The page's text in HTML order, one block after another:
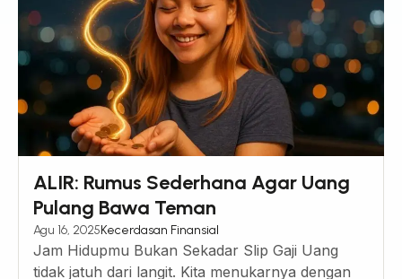
ALIR: Rumus Sederhana Agar Uang
Pulang Bawa Teman
Agu 16, 2025Kecerdasan Finansial
Jam Hidupmu Bukan Sekadar Slip Gaji Uang
tidak jatuh dari langit. Kita menukarnya dengan